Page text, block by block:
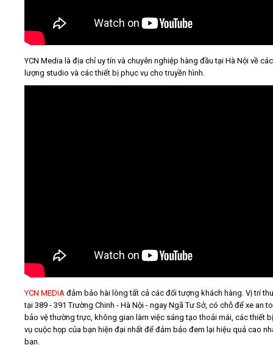
YCN Media là địa chỉ uy tín và chuyên nghiệp hàng đầu tại Hà Nội về
lượng studio và các thiết bị phục vụ cho truyền hình.
YCN MEDIA đảm bảo hài lòng tất cả các đối tượng khách hàng. Vị trí
tại 389 - 391 Trường Chinh - Hà Nội - ngay Ngã Tư Sở, có chỗ để xe an
bảo vệ thường trực, không gian làm việc sáng tạo thoải mái, các thiết
vụ cuộc họp của bạn hiện đại nhất để đảm bảo đem lại hiệu quả cao
bạn.